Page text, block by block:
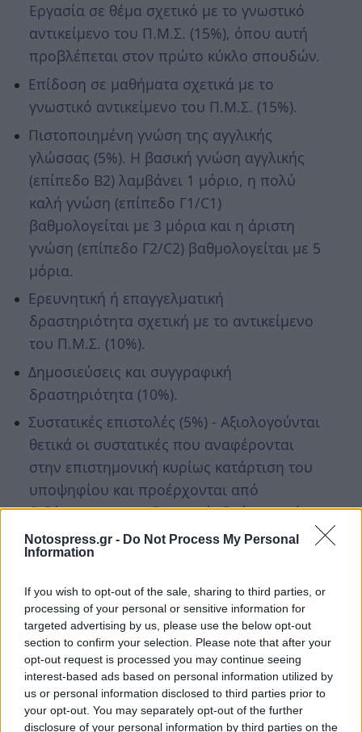
Notospress.gr - Do Not Process My Personal
Information
If you wish to opt-out of the sale, sharing to third parties, or
processing of your personal or sensitive information for
targeted advertising by us, please use the below opt-out
section to confirm your selection. Please note that after your
opt-out request is processed you may continue seeing
interest-based ads based on personal information utilized by
us or personal information disclosed to third parties prior to
your opt-out. You may separately opt-out of the further
disclosure of your personal information by third parties on the
Εργασία σε θέμα σχετικό με το γνωστικό
αντικείμενο του Π.Μ.Σ. (15%), όπου αυτή
προβλέπεται στον πρώτο κύκλο σπουδών.
Επίδοση σε μαθήματα σχετικά με το
γνωστικό αντικείμενο του Π.Μ.Σ. (15%).
Πιστοποιημένη γνώση της αγγλικής
γλώσσας (5%). Η βασική γνώση αγγλικής
(επίπεδο Β2) λαμβάνει 1 μόριο, η πολύ
καλή γνώση (επίπεδο Γ1/C1)
βαθμολογείται με 3 μόρια και η άριστη
γνώση (επίπεδο Γ2/C2) βαθμολογείται με 5
μόρια.
Ερευνητική ή επαγγελματική
δραστηριότητα σχετική με το αντικείμενο
του Π.Μ.Σ. (10%).
Δημοσιεύσεις και συγγραφική
δραστηριότητα (10%).
Συστατικές επιστολές (5%) - Αξιολογούνται
θετικά οι συστατικές που αναφέρονται
στην επιστημονική κυρίως κατάρτιση του
υποψηφίου και προέρχονται από
διδάσκοντα εκπαιδευτικού ιδρύματος ή
σε περίπτωση υποψηφίων με σημαντική
επαγγελματική εμπειρία, από άτομο που
Προφορική συνέντευξη (20%) -
Αξιολογείται η ικανότητα των υποψηφίων
να παρακολουθήσουν το Π.Μ.Σ. καθώς και
η δυνατότητά τους για ανεξάρτητη
εργασία σε προχωρημένα θέματα έρευνας
και ανάπτυξης.